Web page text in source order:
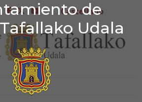
de
Udala
de
facebook
twitter
youtubeCastellano